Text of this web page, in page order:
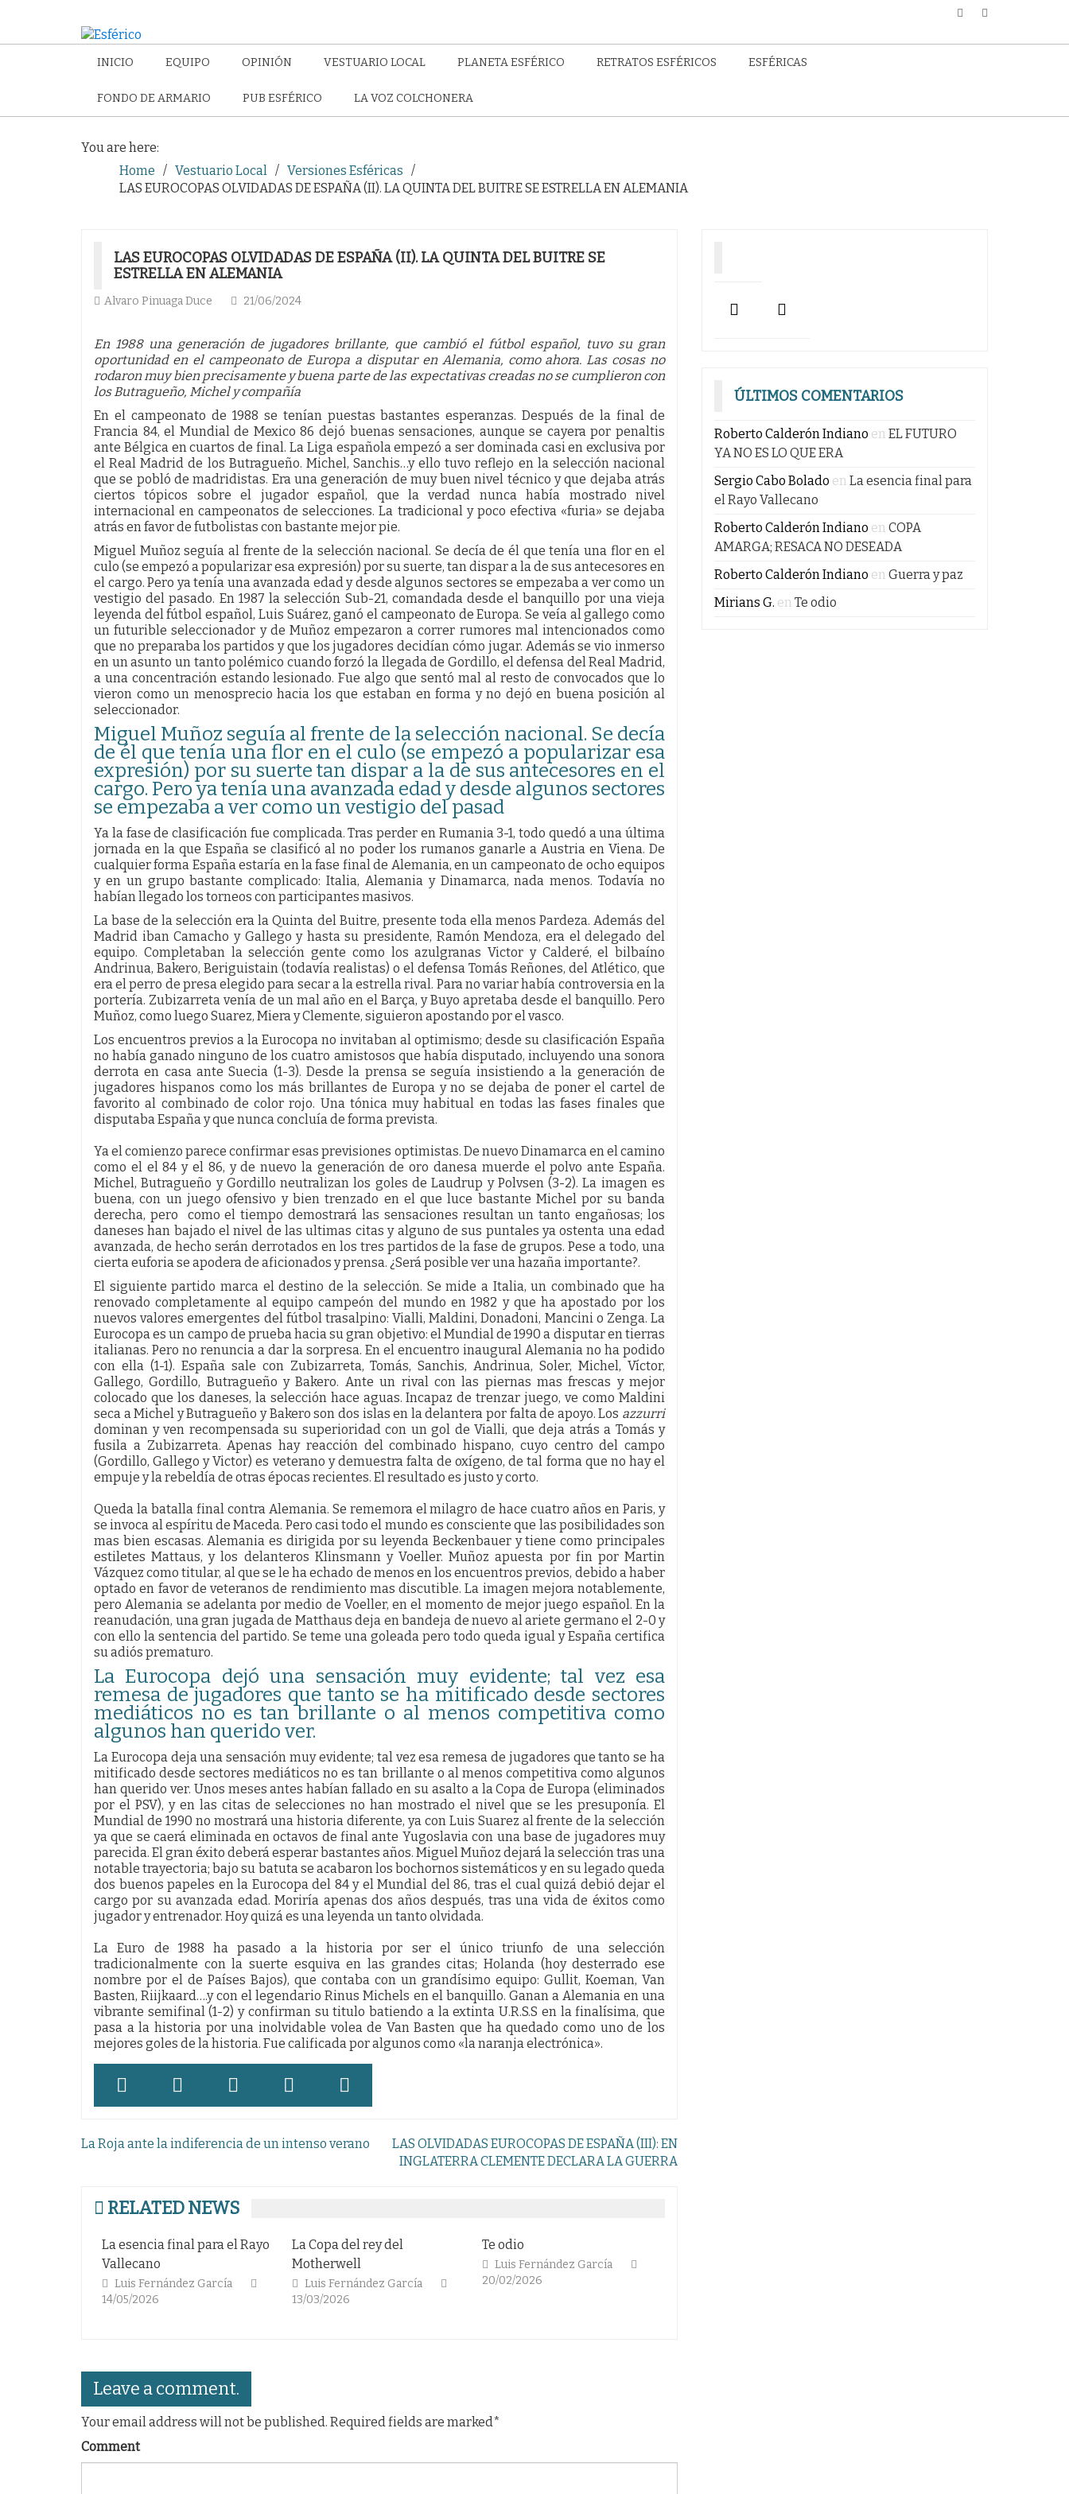
INICIO EQUIPO OPINIÓN VESTUARIO LOCAL PLANETA ESFÉRICO RETRATOS ESFÉRICOS ESFÉRICAS
FONDO DE ARMARIO PUB ESFÉRICO LA VOZ COLCHONERA
You are here:
Home
Vestuario Local
Versiones Esféricas
LAS EUROCOPAS OLVIDADAS DE ESPAÑA (II). LA QUINTA DEL BUITRE SE ESTRELLA EN ALEMANIA
LAS EUROCOPAS OLVIDADAS DE ESPAÑA (II). LA QUINTA DEL BUITRE SE
ESTRELLA EN ALEMANIA
Alvaro Pinuaga Duce 21/06/2024
En 1988 una generación de jugadores brillante, que cambió el fútbol español, tuvo su gran
oportunidad en el campeonato de Europa a disputar en Alemania, como ahora. Las cosas no
rodaron muy bien precisamente y buena parte de las expectativas creadas no se cumplieron con
los Butragueño, Michel y compañía
En el campeonato de 1988 se tenían puestas bastantes esperanzas. Después de la final de
Francia 84, el Mundial de Mexico 86 dejó buenas sensaciones, aunque se cayera por penaltis
ante Bélgica en cuartos de final. La Liga española empezó a ser dominada casi en exclusiva por
el Real Madrid de los Butragueño. Michel, Sanchis…y ello tuvo reflejo en la selección nacional
que se pobló de madridistas. Era una generación de muy buen nivel técnico y que dejaba atrás
ciertos tópicos sobre el jugador español, que la verdad nunca había mostrado nivel
internacional en campeonatos de selecciones. La tradicional y poco efectiva «furia» se dejaba
atrás en favor de futbolistas con bastante mejor pie.
Miguel Muñoz seguía al frente de la selección nacional. Se decía de él que tenía una flor en el
culo (se empezó a popularizar esa expresión) por su suerte, tan dispar a la de sus antecesores en
el cargo. Pero ya tenía una avanzada edad y desde algunos sectores se empezaba a ver como un
vestigio del pasado. En 1987 la selección Sub-21, comandada desde el banquillo por una vieja
leyenda del fútbol español, Luis Suárez, ganó el campeonato de Europa. Se veía al gallego como
un futurible seleccionador y de Muñoz empezaron a correr rumores mal intencionados como
que no preparaba los partidos y que los jugadores decidían cómo jugar. Además se vio inmerso
en un asunto un tanto polémico cuando forzó la llegada de Gordillo, el defensa del Real Madrid,
a una concentración estando lesionado. Fue algo que sentó mal al resto de convocados que lo
vieron como un menosprecio hacia los que estaban en forma y no dejó en buena posición al
seleccionador.
Miguel Muñoz seguía al frente de la selección nacional. Se decía
de él que tenía una flor en el culo (se empezó a popularizar esa
expresión) por su suerte tan dispar a la de sus antecesores en el
cargo. Pero ya tenía una avanzada edad y desde algunos sectores
se empezaba a ver como un vestigio del pasad
Ya la fase de clasificación fue complicada. Tras perder en Rumania 3-1, todo quedó a una última
jornada en la que España se clasificó al no poder los rumanos ganarle a Austria en Viena. De
cualquier forma España estaría en la fase final de Alemania, en un campeonato de ocho equipos
y en un grupo bastante complicado: Italia, Alemania y Dinamarca, nada menos. Todavía no
habían llegado los torneos con participantes masivos.
La base de la selección era la Quinta del Buitre, presente toda ella menos Pardeza. Además del
Madrid iban Camacho y Gallego y hasta su presidente, Ramón Mendoza, era el delegado del
equipo. Completaban la selección gente como los azulgranas Victor y Calderé, el bilbaíno
Andrinua, Bakero, Beriguistain (todavía realistas) o el defensa Tomás Reñones, del Atlético, que
era el perro de presa elegido para secar a la estrella rival. Para no variar había controversia en la
portería. Zubizarreta venía de un mal año en el Barça, y Buyo apretaba desde el banquillo. Pero
Muñoz, como luego Suarez, Miera y Clemente, siguieron apostando por el vasco.
Los encuentros previos a la Eurocopa no invitaban al optimismo; desde su clasificación España
no había ganado ninguno de los cuatro amistosos que había disputado, incluyendo una sonora
derrota en casa ante Suecia (1-3). Desde la prensa se seguía insistiendo a la generación de
jugadores hispanos como los más brillantes de Europa y no se dejaba de poner el cartel de
favorito al combinado de color rojo. Una tónica muy habitual en todas las fases finales que
disputaba España y que nunca concluía de forma prevista.
Ya el comienzo parece confirmar esas previsiones optimistas. De nuevo Dinamarca en el camino
como el el 84 y el 86, y de nuevo la generación de oro danesa muerde el polvo ante España.
Michel, Butragueño y Gordillo neutralizan los goles de Laudrup y Polvsen (3-2). La imagen es
buena, con un juego ofensivo y bien trenzado en el que luce bastante Michel por su banda
derecha, pero como el tiempo demostrará las sensaciones resultan un tanto engañosas; los
daneses han bajado el nivel de las ultimas citas y alguno de sus puntales ya ostenta una edad
avanzada, de hecho serán derrotados en los tres partidos de la fase de grupos. Pese a todo, una
cierta euforia se apodera de aficionados y prensa. ¿Será posible ver una hazaña importante?.
El siguiente partido marca el destino de la selección. Se mide a Italia, un combinado que ha
renovado completamente al equipo campeón del mundo en 1982 y que ha apostado por los
nuevos valores emergentes del fútbol trasalpino: Vialli, Maldini, Donadoni, Mancini o Zenga. La
Eurocopa es un campo de prueba hacia su gran objetivo: el Mundial de 1990 a disputar en tierras
italianas. Pero no renuncia a dar la sorpresa. En el encuentro inaugural Alemania no ha podido
con ella (1-1). España sale con Zubizarreta, Tomás, Sanchis, Andrinua, Soler, Michel, Víctor,
Gallego, Gordillo, Butragueño y Bakero. Ante un rival con las piernas mas frescas y mejor
colocado que los daneses, la selección hace aguas. Incapaz de trenzar juego, ve como Maldini
seca a Michel y Butragueño y Bakero son dos islas en la delantera por falta de apoyo. Los azzurri
dominan y ven recompensada su superioridad con un gol de Vialli, que deja atrás a Tomás y
fusila a Zubizarreta. Apenas hay reacción del combinado hispano, cuyo centro del campo
(Gordillo, Gallego y Victor) es veterano y demuestra falta de oxígeno, de tal forma que no hay el
empuje y la rebeldía de otras épocas recientes. El resultado es justo y corto.
Queda la batalla final contra Alemania. Se rememora el milagro de hace cuatro años en Paris, y
se invoca al espíritu de Maceda. Pero casi todo el mundo es consciente que las posibilidades son
mas bien escasas. Alemania es dirigida por su leyenda Beckenbauer y tiene como principales
estiletes Mattaus, y los delanteros Klinsmann y Voeller. Muñoz apuesta por fin por Martin
Vázquez como titular, al que se le ha echado de menos en los encuentros previos, debido a haber
optado en favor de veteranos de rendimiento mas discutible. La imagen mejora notablemente,
pero Alemania se adelanta por medio de Voeller, en el momento de mejor juego español. En la
reanudación, una gran jugada de Matthaus deja en bandeja de nuevo al ariete germano el 2-0 y
con ello la sentencia del partido. Se teme una goleada pero todo queda igual y España certifica
su adiós prematuro.
La Eurocopa dejó una sensación muy evidente; tal vez esa
remesa de jugadores que tanto se ha mitificado desde sectores
mediáticos no es tan brillante o al menos competitiva como
algunos han querido ver.
La Eurocopa deja una sensación muy evidente; tal vez esa remesa de jugadores que tanto se ha
mitificado desde sectores mediáticos no es tan brillante o al menos competitiva como algunos
han querido ver. Unos meses antes habían fallado en su asalto a la Copa de Europa (eliminados
por el PSV), y en las citas de selecciones no han mostrado el nivel que se les presuponía. El
Mundial de 1990 no mostrará una historia diferente, ya con Luis Suarez al frente de la selección
ya que se caerá eliminada en octavos de final ante Yugoslavia con una base de jugadores muy
parecida. El gran éxito deberá esperar bastantes años. Miguel Muñoz dejará la selección tras una
notable trayectoria; bajo su batuta se acabaron los bochornos sistemáticos y en su legado queda
dos buenos papeles en la Eurocopa del 84 y el Mundial del 86, tras el cual quizá debió dejar el
cargo por su avanzada edad. Moriría apenas dos años después, tras una vida de éxitos como
jugador y entrenador. Hoy quizá es una leyenda un tanto olvidada.
La Euro de 1988 ha pasado a la historia por ser el único triunfo de una selección
tradicionalmente con la suerte esquiva en las grandes citas; Holanda (hoy desterrado ese
nombre por el de Países Bajos), que contaba con un grandísimo equipo: Gullit, Koeman, Van
Basten, Riijkaard….y con el legendario Rinus Michels en el banquillo. Ganan a Alemania en una
vibrante semifinal (1-2) y confirman su titulo batiendo a la extinta U.R.S.S en la finalísima, que
pasa a la historia por una inolvidable volea de Van Basten que ha quedado como uno de los
mejores goles de la historia. Fue calificada por algunos como «la naranja electrónica».
Navegación
La Roja ante la indiferencia de un intenso verano
LAS OLVIDADAS EUROCOPAS DE ESPAÑA (III): EN
INGLATERRA CLEMENTE DECLARA LA GUERRA
RELATED NEWS
La esencia final para el Rayo
Vallecano
Luis Fernández García
14/05/2026
La Copa del rey del
Motherwell
Luis Fernández García
13/03/2026
Te odio
Luis Fernández García
20/02/2026
Leave a comment.
Your email address will not be published. Required fields are marked*
Comment
ÚLTIMOS COMENTARIOS
Roberto Calderón Indiano en EL FUTURO
YA NO ES LO QUE ERA
Sergio Cabo Bolado en La esencia final para
el Rayo Vallecano
Roberto Calderón Indiano en COPA
AMARGA; RESACA NO DESEADA
Roberto Calderón Indiano en Guerra y paz
Mirians G. en Te odio